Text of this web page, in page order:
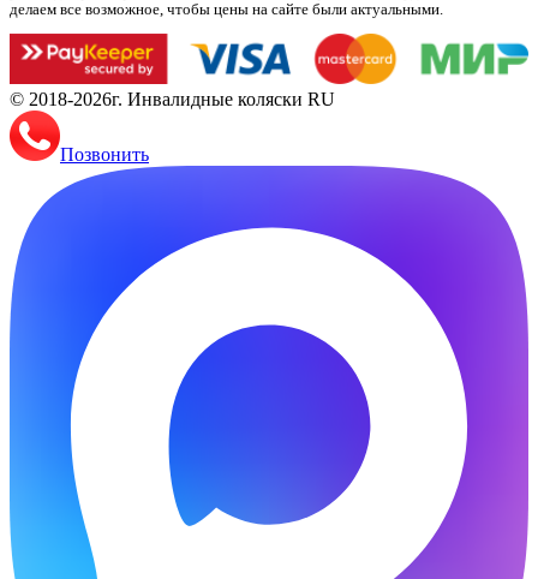
делаем все возможное, чтобы цены на сайте были актуальными.
© 2018-2026г. Инвалидные коляски RU
Позвонить